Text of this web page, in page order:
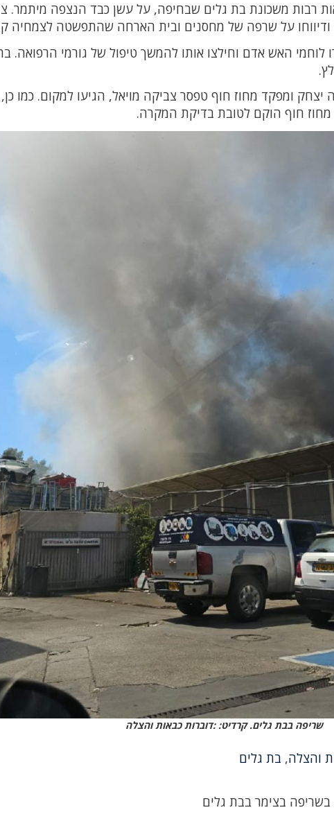
רבות משכונת בת גלים שבחיפה, על עשן כבד הנצפה מיתמר.
על שרפה של מחסנים ובית הארחה שהתפשטה לצמחיה
האש אדם וחילצו אותו להמשך טיפול של גורמי הרפואה.
ומפקד מחוז חוף טפסר צביקה מויאל, הגיעו למקום. כמו
חוף הוקם לטובת בדיקת המקרה.
שריפה בבת גלים. קרדיט: :דוברות כבאות והצלה
והצלה, בת גלים
בצימר בבת גלים